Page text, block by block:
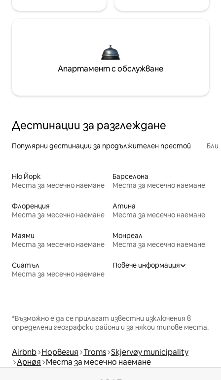
Апартамент с обслужване
Дестинации за разглеждане
Популярни дестинации за продължителен престой
Ню Йорк
Места за месечно наемане
Барселона
Места за месечно наемане
Флоренция
Места за месечно наемане
Атина
Места за месечно наемане
Маями
Места за месечно наемане
Монреал
Места за месечно наемане
Сиатъл
Места за месечно наемане
Повече информация
*Възможно е да се прилагат известни изключения в
определени географски райони и за някои типове места.
Airbnb Норвегия Troms Skjervøy municipality
Арнøя Места за месечно наемане